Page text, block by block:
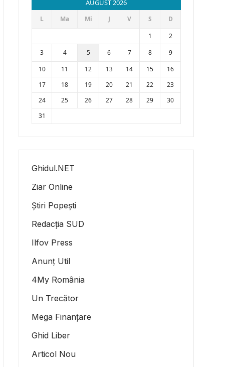
AUGUST 2026
L Ma Mi J V S
D
1
2
3
4 5 6 7 8
9
10
11 12 13 14 15
16
17
18 19 20 21 22
23
24
25 26 27 28 29
30
31
Ghidul.NET
Ziar Online
Știri Popești
Redacția SUD
Ilfov Press
Anunț Util
4My România
Un Trecător
Mega Finanțare
Ghid Liber
Articol Nou